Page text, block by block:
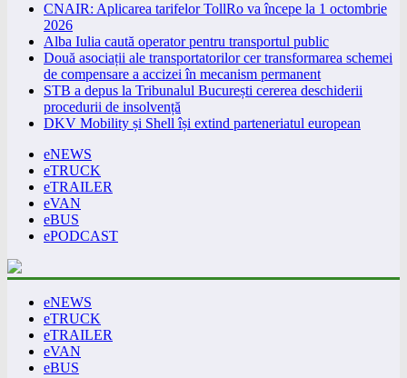
CNAIR: Aplicarea tarifelor TollRo va începe la 1 octombrie
2026
Alba Iulia caută operator pentru transportul public
Două asociații ale transportatorilor cer transformarea schemei
de compensare a accizei în mecanism permanent
STB a depus la Tribunalul București cererea deschiderii
procedurii de insolvență
DKV Mobility și Shell își extind parteneriatul european
eNEWS
eTRUCK
eTRAILER
eVAN
eBUS
ePODCAST
eNEWS
eTRUCK
eTRAILER
eVAN
eBUS